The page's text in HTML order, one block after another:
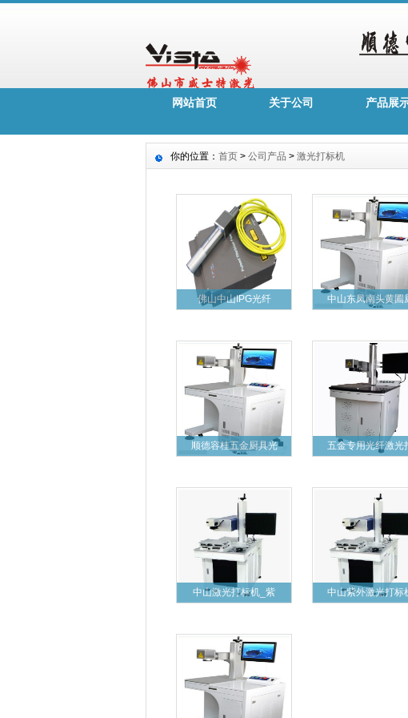
网站首页 关于公司 产品展
你的位置： 首页 > 公司产品 > 激光打标机
佛山中山IPG光纤 中山东凤南头黄圃
顺德容桂五金厨具光 五金专用光纤激光
中山激光打标机_紫 中山紫外激光打标